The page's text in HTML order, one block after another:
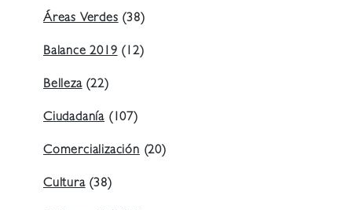
Áreas Verdes(38)
Balance 2019(12)
Belleza(22)
Ciudadanía (107)
Comercialización(20)
Cultura(38)